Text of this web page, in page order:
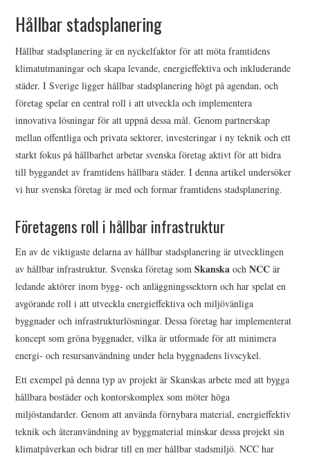
BILTEMA VARUHUS
OM U S
WEBBPLATSKARTAN
Hållbar stadsplanering
Hållbar stadsplanering är en nyckelfaktor för att möta framtidens
klimatutmaningar och skapa levande, energieffektiva och inkluderande
städer. I Sverige ligger hållbar stadsplanering högt på agendan, och
företag spelar en central roll i att utveckla och implementera
innovativa lösningar för att uppnå dessa mål. Genom partnerskap
mellan offentliga och privata sektorer, investeringar i ny teknik och ett
starkt fokus på hållbarhet arbetar svenska företag aktivt för att bidra
till byggandet av framtidens hållbara städer. I denna artikel undersöker
vi hur svenska företag är med och formar framtidens stadsplanering.
Företagens roll i hållbar infrastruktur
En av de viktigaste delarna av hållbar stadsplanering är utvecklingen
av hållbar infrastruktur. Svenska företag somSkanska ochNCC är
ledande aktörer inom bygg- och anläggningssektorn och har spelat en
avgörande roll i att utveckla energieffektiva och miljövänliga
byggnader och infrastrukturlösningar. Dessa företag har implementerat
koncept som gröna byggnader, vilka är utformade för att minimera
energi- och resursanvändning under hela byggnadens livscykel.
Ett exempel på denna typ av projekt är Skanskas arbete med att bygga
hållbara bostäder och kontorskomplex som möter höga
miljöstandarder. Genom att använda förnybara material, energieffektiv
teknik och återanvändning av byggmaterial minskar dessa projekt sin
klimatpåverkan och bidrar till en mer hållbar stadsmiljö. NCC har